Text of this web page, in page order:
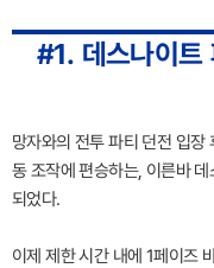
#1. 데스나이트
망자와의 전투 파티 던전 입장
동 조작에 편승하는, 이른바
되었다.
이제 제한 시간 내에 1페이즈